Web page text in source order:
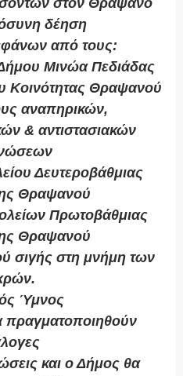
στον Θραψανό
δέηση
από τους:
Μινώα Πεδιάδας
Κοινότητας Θραψανού
αναπηρικών,
& αντιστασιακών
Δευτεροβάθμιας
Θραψανού
Πρωτοβάθμιας
Θραψανού
σιγής στη μνήμη των
Ύμνος
πραγματοποιηθούν
και ο Δήμος θα